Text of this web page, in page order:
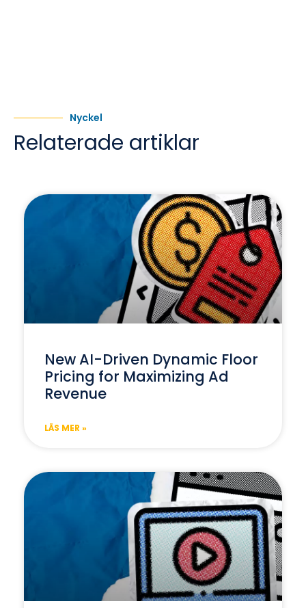
Nyckel
Relaterade artiklar
New AI-Driven Dynamic Floor
Pricing for Maximizing Ad
Revenue
LÄS MER »